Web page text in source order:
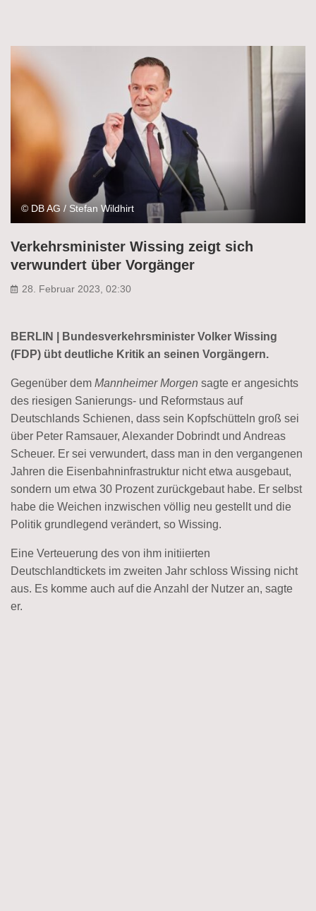
© DB AG / Stefan Wildhirt
Verkehrsminister Wissing zeigt sich
verwundert über Vorgänger
28. Februar 2023, 02:30
BERLIN | Bundesverkehrsminister Volker Wissing
(FDP) übt deutliche Kritik an seinen Vorgängern.
Gegenüber dem Mannheimer Morgen sagte er angesichts
des riesigen Sanierungs- und Reformstaus auf
Deutschlands Schienen, dass sein Kopfschütteln groß sei
über Peter Ramsauer, Alexander Dobrindt und Andreas
Scheuer. Er sei verwundert, dass man in den vergangenen
Jahren die Eisenbahninfrastruktur nicht etwa ausgebaut,
sondern um etwa 30 Prozent zurückgebaut habe. Er selbst
habe die Weichen inzwischen völlig neu gestellt und die
Politik grundlegend verändert, so Wissing.
Eine Verteuerung des von ihm initiierten
Deutschlandtickets im zweiten Jahr schloss Wissing nicht
aus. Es komme auch auf die Anzahl der Nutzer an, sagte
er.